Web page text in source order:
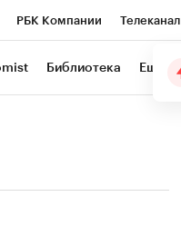
РБК Компании Телеканал
Тренды Визионеры
Библиотека Еще